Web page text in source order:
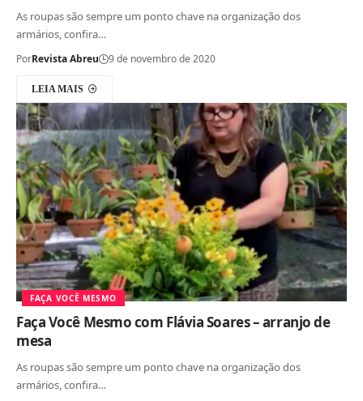
As roupas são sempre um ponto chave na organização dos
armários, confira…
PorRevista Abreu 9 de novembro de 2020
LEIA MAIS
FAÇA VOCÊ MESMO
Faça Você Mesmo com Flávia Soares – arranjo de
mesa
As roupas são sempre um ponto chave na organização dos
armários, confira…